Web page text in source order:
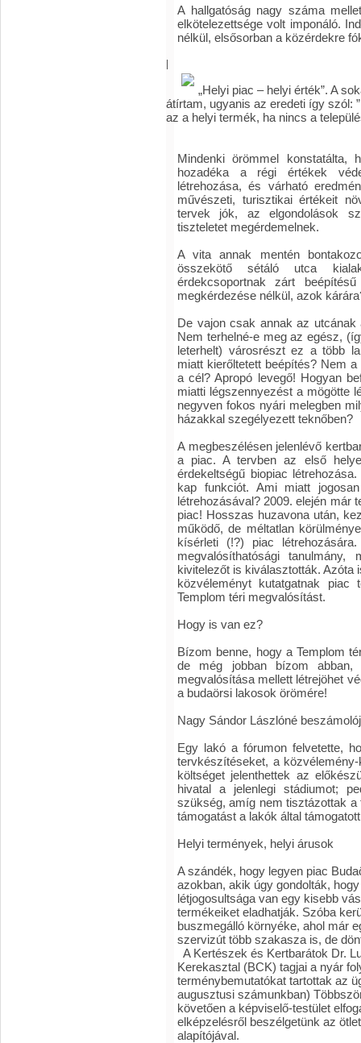
A hallgatóság nagy száma
elkötelezettsége volt imponáló.
nélkül, elsősorban a közérdekre
„Helyi piac – helyi érték”. A
átírtam, ugyanis az eredeti így szól:
az a helyi termék, ha nincs a
Mindenki örömmel konstatálta,
hozadéka a régi értékek
létrehozása, és várható
művészeti, turisztikai értékeit
tervek jók, az elgondolások
tiszteletet megérdemelnek.
A vita annak mentén
összekötő sétáló utca
érdekcsoportnak zárt
megkérdezése nélkül, azok
De vajon csak annak az
Nem terhelné-e meg az egész,
leterhelt) városrészt ez a több
miatt kierőltetett beépítés? Nem
a cél? Apropó levegő! Hogyan
miatti légszennyezést a mögötte
negyven fokos nyári melegben
házakkal szegélyezett teknőben?
A megbeszélésen jelenlévő
a piac. A tervben az első
érdekeltségű biopiac
kap funkciót. Ami miatt
létrehozásával? 2009. elején már
piac! Hosszas huzavona után,
működő, de méltatlan
kísérleti (!?) piac
megvalósíthatósági
kivitelezőt is kiválasztották. Azóta
közvéleményt kutatgatnak piac
Templom téri megvalósítást.
Hogy is van ez?
Bízom benne, hogy a Templom
de még jobban bízom
megvalósítása mellett létrejöhet
a budaörsi lakosok örömére!
Nagy Sándor Lászlóné
Egy lakó a fórumon felvetette,
tervkészítéseket, a
költséget jelenthettek az
hivatal a jelenlegi stádiumot;
szükség, amíg nem tisztázottak a
támogatást a lakók által
Helyi termények, helyi árusok
A szándék, hogy legyen piac
azokban, akik úgy gondolták,
létjogosultsága van egy kisebb
termékeiket eladhatják. Szóba
buszmegálló környéke, ahol már
szervizút több szakasza is, de
A Kertészek és Kertbarátok Dr.
Kerekasztal (BCK) tagjai a nyár
terménybemutatókat tartottak az
augusztusi számunkban)
követően a képviselő-testület
elképzelésről beszélgetünk az
alapítójával.